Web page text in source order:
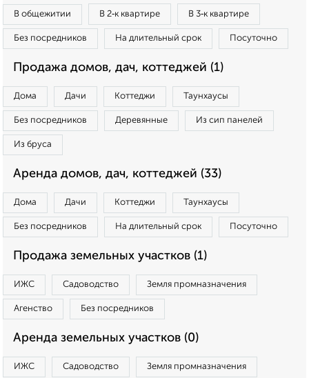
В общежитии В 2‑к квартире В 3‑к квартире
Без посредников На длительный срок Посуточно
Продажа домов, дач, коттеджей (1)
Дома Дачи Коттеджи Таунхаусы
Без посредников Деревянные Из сип панелей
Из бруса
Аренда домов, дач, коттеджей (33)
Дома Дачи Коттеджи Таунхаусы
Без посредников На длительный срок Посуточно
Продажа земельных участков (1)
ИЖС Садоводство Земля промназначения
Агенство Без посредников
Аренда земельных участков (0)
ИЖС Садоводство Земля промназначения